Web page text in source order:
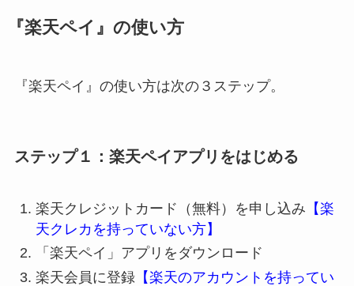
『楽天ペイ』の使い方
『楽天ペイ』の使い方は次の３ステップ。
ステップ１：楽天ペイアプリをはじめる
楽天クレジットカード（無料）を申し込み 【楽
天クレカを持っていない方】
「楽天ペイ」アプリをダウンロード
楽天会員に登録【楽天のアカウントを持ってい